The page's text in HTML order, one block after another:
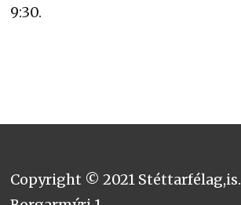
9:30.
Copyright © 2021 Stéttarfélag,is.